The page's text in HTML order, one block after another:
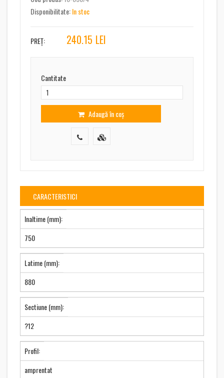
Disponibilitate:In stoc
PREȚ: 240.15 LEI
Cantitate
Adaugă în coș
CARACTERISTICI
Inaltime (mm):
750
Latime (mm):
880
Sectiune (mm):
?12
Profil:
amprentat